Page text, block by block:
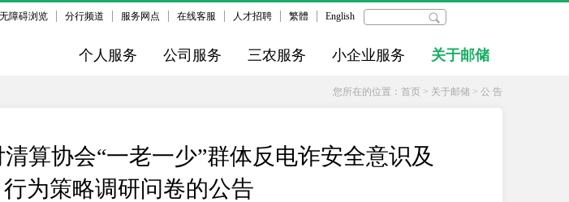
无障碍浏览 分行频道 服务网点 在线客服 人才招聘 繁體 English
个人服务 公司服务 三农服务 小企业服务 关于邮储
您所在的位置： 首页 > 关于邮储 > 公 告
算协会“一老一少”群体反电诈安全意识及
行为策略调研问卷的公告